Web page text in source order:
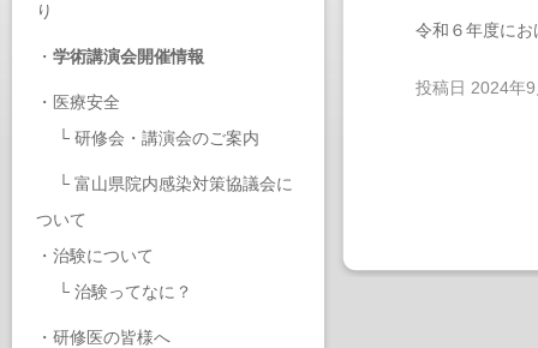
り
・ 学術講演会開催情報
・ 医療安全
└ 研修会・講演会のご案内
└ 富山県院内感染対策協議会に
ついて
・ 治験について
└ 治験ってなに？
・ 研修医の皆様へ
令和６年度に
投稿日 2024年